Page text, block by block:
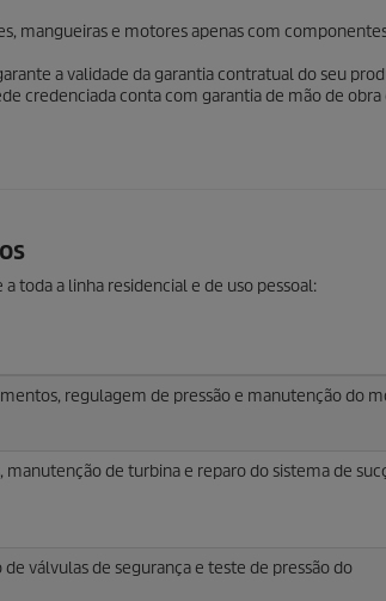
mangueiras e motores apenas com
a validade da garantia contratual do seu
credenciada conta com garantia de mão de obra
toda a linha residencial e de uso pessoal:
regulagem de pressão e manutenção do
de turbina e reparo do sistema de
válvulas de segurança e teste de pressão do